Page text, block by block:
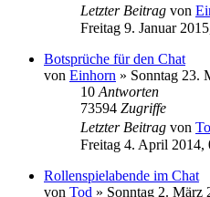
Letzter Beitrag von
Freitag 9. Januar
Botsprüche für den Chat
von Einhorn » Sonntag 23.
10 Antworten
73594 Zugriffe
Letzter Beitrag von
Freitag 4. April 2014,
Rollenspielabende im Chat
von Tod » Sonntag 2. März